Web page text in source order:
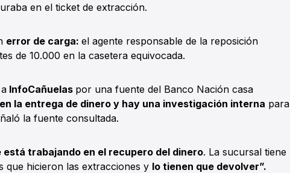
en el ticket de extracción.
error de carga: el agente responsable de la reposición
de 10.000 en la casetera equivocada.
InfoCañuelas por una fuente del Banco Nación casa
la entrega de dinero y hay una investigación interna para
la fuente consultada.
está trabajando en el recupero del dinero. La sucursal tiene
que hicieron las extracciones y lo tienen que devolver”.